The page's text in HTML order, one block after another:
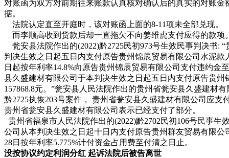
对账函为双方对前期往来账款认真核对确认后的真实的对账
据。
法院认定直至开庭时，该对账函上面的8-11项未全部兑现。
而李顺高收到货款后却一直拖欠不向姜维虎支付应得的款项
瓮安县法院作出的(2022)黔2725民初973号生效民事判决书:
判决生效之日起五日内支付原告贵州锦辰贸易有限公司水泥款
日起按年利率14.8%向原告贵州锦辰贸易有限公司支付违约金
县久盛建材有限公司于本判决生效之日起五日内支付原告贵州
157868.8元。”瓮安县人民法院作出的贵州省瓮安县久盛建材
黔2725执恢203号案件， 贵州省瓮安县久盛建材有限公司应支
贵州省瓮安县久盛建材有限公司表示已经支付了部分。
贵州省福泉市人民法院作出的(2022)黔2702民初106号民事生
公司从本判决生效之日起十日内支付原告贵州群友贸易有限公
28日按年利率5.775%计付资金占用费至付清之日止。
没按协议约定利润分红 起诉法院后被告离世